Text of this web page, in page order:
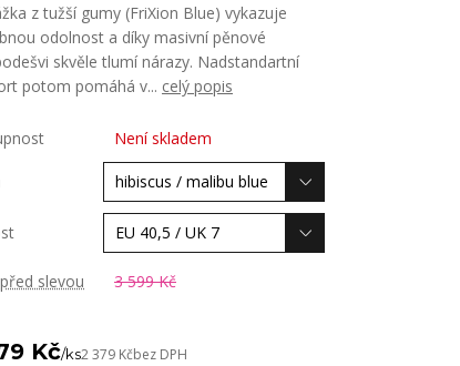
z tužší gumy (FriXion Blue) vykazuje
odolnost a díky masivní pěnové
skvěle tlumí nárazy. Nadstandartní
potom pomáhá v... celý popis
Není skladem
slevou 3 599 Kč
Kč/ks2 379 Kčbez DPH